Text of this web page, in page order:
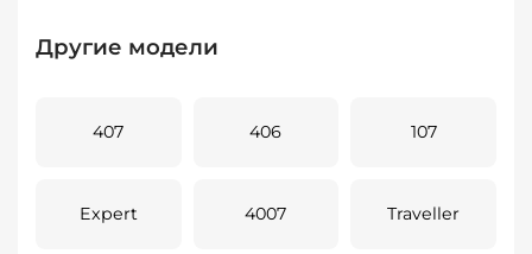
Другие модели
407 406 107
Expert 4007 Traveller